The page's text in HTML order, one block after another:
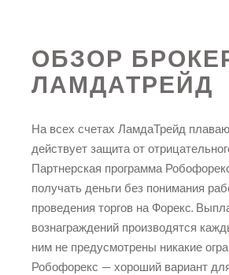
ОБЗОР
ЛАМДАТРЕЙД
На всех счетах ЛамдаТрейд
действует защита от
Партнерская программа
получать деньги без понимания
проведения торгов на Форекс.
вознаграждений производятся
ним не предусмотрены никакие
Робофорекс — хороший вариант